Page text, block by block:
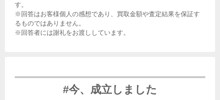
す。
※回答はお客様個人の感想であり、買取金額や査定結果を保証す
るものではありません。
※回答者には謝礼をお渡ししています。
#今、成立しました